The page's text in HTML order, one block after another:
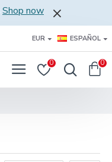
Shop now
EUR ESPAÑOL
0 0